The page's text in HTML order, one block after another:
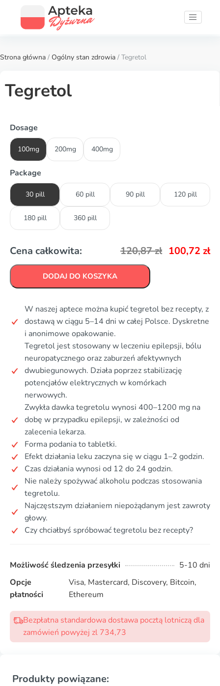
Strona główna / Ogólny stan zdrowia / Tegretol
Tegretol
Dosage
100mg 200mg 400mg
Package
30 pill 60 pill 90 pill 120 pill
180 pill 360 pill
Cena całkowita: 120,87zł 100,72 zł
DODAJ DO KOSZYKA
W naszej aptece można kupić tegretol bez recepty, z
dostawą w ciągu 5–14 dni w całej Polsce. Dyskretne
i anonimowe opakowanie.
Tegretol jest stosowany w leczeniu epilepsji, bólu
neuropatycznego oraz zaburzeń afektywnych
dwubiegunowych. Działa poprzez stabilizację
potencjałów elektrycznych w komórkach
nerwowych.
Zwykła dawka tegretolu wynosi 400–1200 mg na
dobę w przypadku epilepsji, w zależności od
zalecenia lekarza.
Forma podania to tabletki.
Efekt działania leku zaczyna się w ciągu 1–2 godzin.
Czas działania wynosi od 12 do 24 godzin.
Nie należy spożywać alkoholu podczas stosowania
tegretolu.
Najczęstszym działaniem niepożądanym jest zawroty
głowy.
Czy chciałbyś spróbować tegretolu bez recepty?
Możliwość śledzenia przesyłki
5-10 dni
Opcje
płatności
Visa, Mastercard, Discovery, Bitcoin,
Ethereum
Bezpłatna standardowa dostawa pocztą lotniczą dla
zamówień powyżej zl 734,73
Produkty powiązane: